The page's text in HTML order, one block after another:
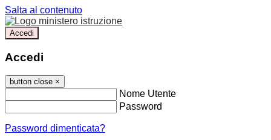
Salta al contenuto
Accedi
Accedi
button close ×
Nome Utente
Password
Password dimenticata?